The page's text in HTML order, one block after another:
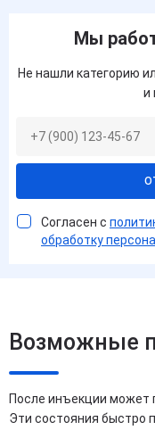
Мы
Не нашли категорию
и
Согласен с
обработку
Возможные
После инъекции может
Эти состояния быстро